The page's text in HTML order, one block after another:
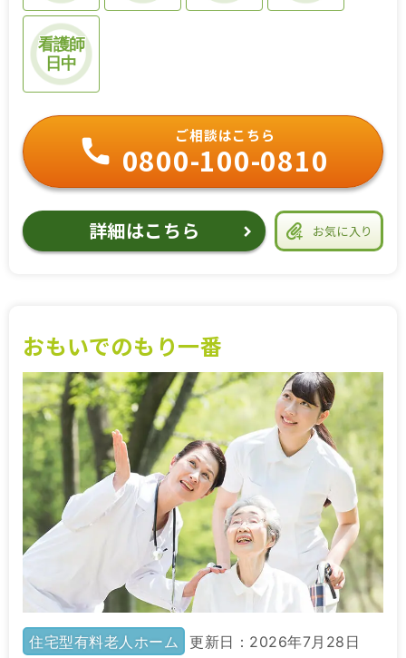
看護師
日中
お気に入り
ご相談はこちら
0800-100-0810
詳細はこちら
おもいでのもり一番
住宅型有料老人ホーム 更新日：2026年7月28日